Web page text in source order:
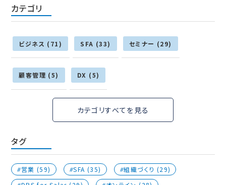
カテゴリ
ビジネス (71) SFA (33) セミナー (29)
顧客管理 (5) DX (5)
カテゴリすべてを見る
タグ
営業 (59) SFA (35)
組織づくり (29)